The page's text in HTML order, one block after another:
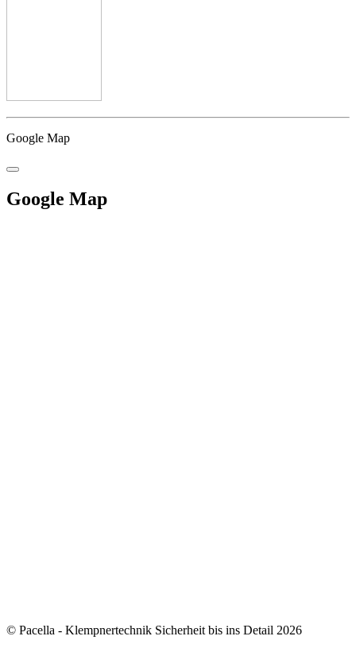
Google Map
Google Map
how to add
© Pacella - Klempnertechnik Sicherheit bis ins Detail 2026